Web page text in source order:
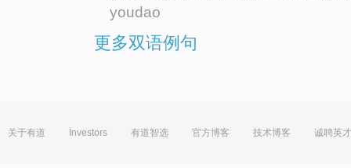
youdao
更多双语例句
关于有道 Investors 有道智选 官方博客 技术博客 诚聘英才